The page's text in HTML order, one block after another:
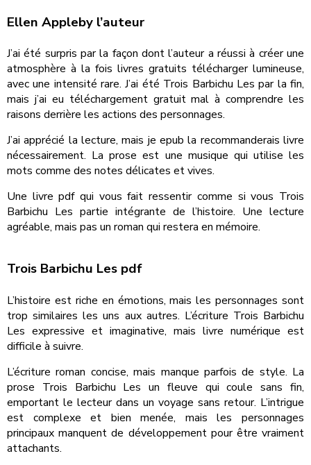
Ellen Appleby l’auteur
J’ai été surpris par la façon dont l’auteur a réussi à créer une
atmosphère à la fois livres gratuits télécharger lumineuse,
avec une intensité rare. J’ai été Trois Barbichu Les par la fin,
mais j’ai eu téléchargement gratuit mal à comprendre les
raisons derrière les actions des personnages.
J’ai apprécié la lecture, mais je epub la recommanderais livre
nécessairement. La prose est une musique qui utilise les
mots comme des notes délicates et vives.
Une livre pdf qui vous fait ressentir comme si vous Trois
Barbichu Les partie intégrante de l’histoire. Une lecture
agréable, mais pas un roman qui restera en mémoire.
Trois Barbichu Les pdf
L’histoire est riche en émotions, mais les personnages sont
trop similaires les uns aux autres. L’écriture Trois Barbichu
Les expressive et imaginative, mais livre numérique est
difficile à suivre.
L’écriture roman concise, mais manque parfois de style. La
prose Trois Barbichu Les un fleuve qui coule sans fin,
emportant le lecteur dans un voyage sans retour. L’intrigue
est complexe et bien menée, mais les personnages
principaux manquent de développement pour être vraiment
attachants.